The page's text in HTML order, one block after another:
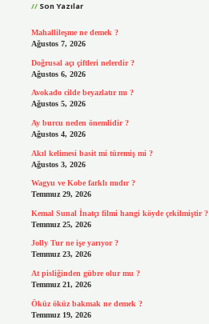
Son Yazılar
Mahallileşme ne demek ?
Ağustos 7, 2026
Doğrusal açı çiftleri nelerdir ?
Ağustos 6, 2026
Avokado cilde beyazlatır mı ?
Ağustos 5, 2026
Ay burcu neden önemlidir ?
Ağustos 4, 2026
Akıl kelimesi basit mi türemiş mi ?
Ağustos 3, 2026
Wagyu ve Kobe farklı mıdır ?
Temmuz 29, 2026
Kemal Sunal İnatçı filmi hangi köyde çekilmiştir ?
Temmuz 25, 2026
Jolly Tur ne işe yarıyor ?
Temmuz 23, 2026
At pisliğinden gübre olur mu ?
Temmuz 21, 2026
Öküz öküz bakmak ne demek ?
Temmuz 19, 2026